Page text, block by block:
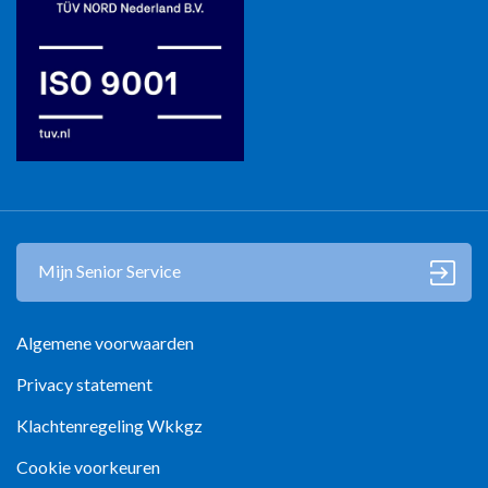
Algemene voorwaarden
Privacy statement
Klachtenregeling Wkkgz
Cookie voorkeuren
Mijn Senior Service